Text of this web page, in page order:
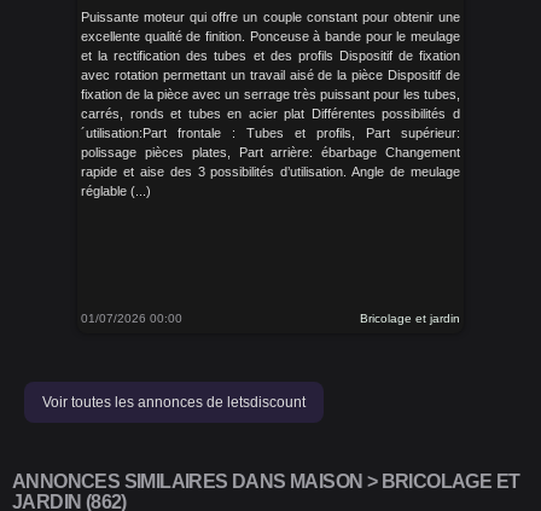
Puissante moteur qui offre un couple constant pour obtenir une
excellente qualité de finition. Ponceuse à bande pour le meulage
et la rectification des tubes et des profils Dispositif de fixation
avec rotation permettant un travail aisé de la pièce Dispositif de
fixation de la pièce avec un serrage très puissant pour les tubes,
carrés, ronds et tubes en acier plat Différentes possibilités d
´utilisation:Part frontale : Tubes et profils, Part supérieur:
polissage pièces plates, Part arrière: ébarbage Changement
rapide et aise des 3 possibilités d’utilisation. Angle de meulage
réglable (...)
01/07/2026 00:00 Bricolage et jardin
Voir toutes les annonces de letsdiscount
ANNONCES SIMILAIRES DANS MAISON > BRICOLAGE ET
JARDIN (862)